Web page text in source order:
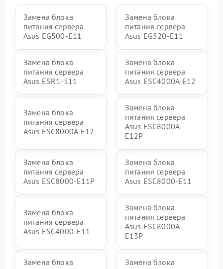
Замена блока
питания сервера
Asus EG500-E11
Замена блока
питания сервера
Asus EG520-E11
Замена блока
питания сервера
Asus ESR1-511
Замена блока
питания сервера
Asus ESC4000A-E12
Замена блока
питания сервера
Asus ESC8000A-E12
Замена блока
питания сервера
Asus ESC8000A-
E12P
Замена блока
питания сервера
Asus ESC8000-E11P
Замена блока
питания сервера
Asus ESC8000-E11
Замена блока
питания сервера
Asus ESC4000-E11
Замена блока
питания сервера
Asus ESC8000A-
E13P
Замена блока
Замена блока